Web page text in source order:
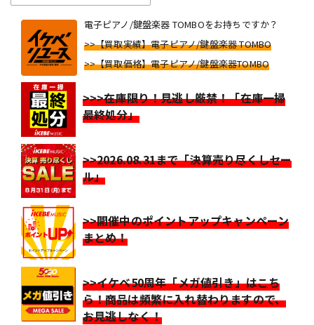
電子ピアノ/鍵盤楽器 TOMBOをお持ちですか？
>>【買取実績】電子ピアノ/鍵盤楽器 TOMBO
>>【買取価格】電子ピアノ/鍵盤楽器TOMBO
>>>在庫限り！見逃し厳禁！「在庫一掃
最終処分」
>>2026.08.31まで「決算売り尽くしセー
ル」
>>開催中のポイントアップキャンペーン
まとめ！
>>イケベ50周年「メガ値引き」はこち
ら！商品は頻繁に入れ替わりますので、
お見逃しなく！